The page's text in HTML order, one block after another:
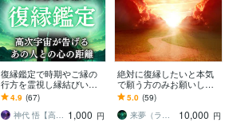
復縁鑑定で時期やご縁の
行方を霊視し縁結びいた
します 忘れられない恋が
あるあなたへ 音信不通、
複雑恋愛、再婚、不倫
4.9 (67)
神代 悟【高次宇宙神託霊視】 1,000 円
絶対に復縁したいと本気
で願う方のみお願いしま
す 7日間に渡る最上級復縁
特化型ヒーリングにより
復縁を叶えます
5.0 (59)
来夢（ライム）
10,000 円